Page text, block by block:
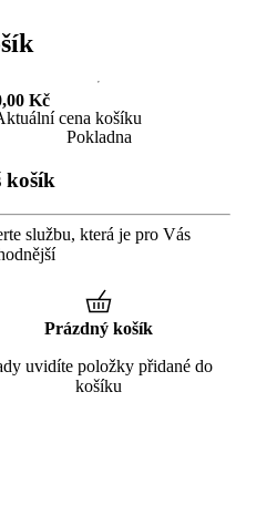
KčAktuální cena košíku
Kč
cena košíku
Pokladna
košík
službu, která je pro Vás
Prázdný košík
uvidíte položky přidané do
košíku